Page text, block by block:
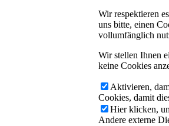
Wir respektieren
uns bitte, einen
vollumfänglich
Wir stellen Ihnen
keine Cookies
Aktivieren,
Cookies, damit
Hier klicken,
Andere externe